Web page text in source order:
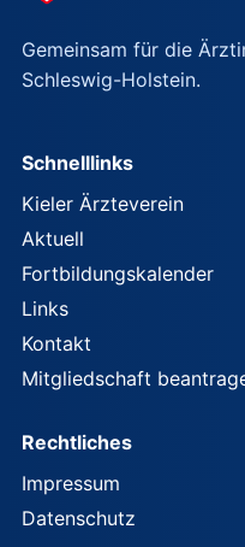
Gemeinsam für die
Schleswig-Holstein.
Schnelllinks
Kieler Ärzteverein
Aktuell
Fortbildungskalender
Links
Kontakt
Mitgliedschaft
Rechtliches
Impressum
Datenschutz